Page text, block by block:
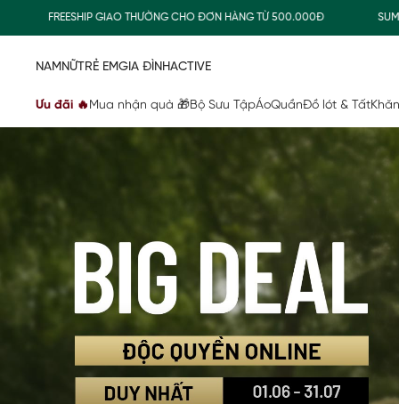
GIAO THƯỜNG CHO ĐƠN HÀNG TỪ 500.000Đ SUMMER
NAMNỮTRẺ EMGIA ĐÌNHACTIVE
Ưu đãi 🔥 Mua nhận quà 🎁Bộ Sưu TậpÁoQuầnĐồ lót & Tất